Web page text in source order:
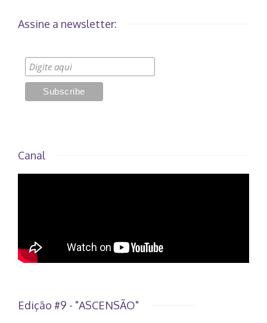
Assine a newsletter:
Canal
Edição #9 - "ASCENSÃO"